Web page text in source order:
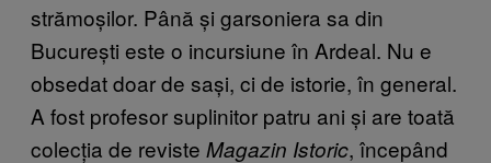
strămoșilor. Până și garsoniera sa din
București este o incursiune în Ardeal. Nu e
obsedat doar de sași, ci de istorie, în general.
A fost profesor suplinitor patru ani și are toată
colecția de reviste Magazin Istoric, începând